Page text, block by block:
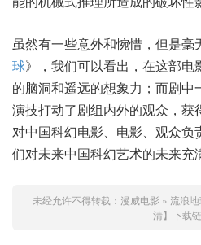
虽然有一些意外和惋惜，但是毫
球》，我们可以看出，在这部
的脑洞和遥远的想象力；而剧
演技打动了剧组内外的观众，获
对中国科幻电影、电影、观众
们对未来中国科幻艺术的未来充
未经允许不得转载： 漫威电影 » 流浪
清】下载